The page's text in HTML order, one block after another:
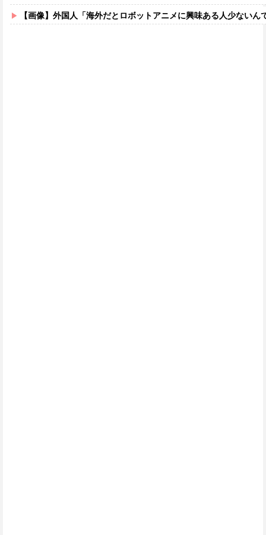
【画像】外国人「海外だとロボットアニメに興味ある人少ないん